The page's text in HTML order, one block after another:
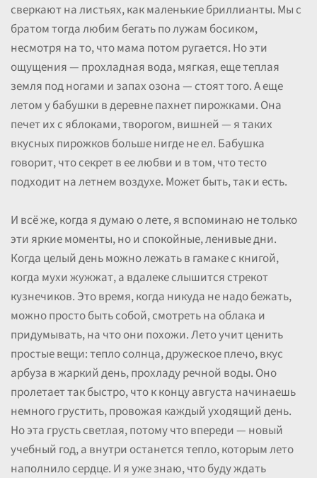
сверкают на листьях, как маленькие бриллианты. Мы с
братом тогда любим бегать по лужам босиком,
несмотря на то, что мама потом ругается. Но эти
ощущения — прохладная вода, мягкая, еще теплая
земля под ногами и запах озона — стоят того. А еще
летом у бабушки в деревне пахнет пирожками. Она
печет их с яблоками, творогом, вишней — я таких
вкусных пирожков больше нигде не ел. Бабушка
говорит, что секрет в ее любви и в том, что тесто
подходит на летнем воздухе. Может быть, так и есть.
И всё же, когда я думаю о лете, я вспоминаю не только
эти яркие моменты, но и спокойные, ленивые дни.
Когда целый день можно лежать в гамаке с книгой,
когда мухи жужжат, а вдалеке слышится стрекот
кузнечиков. Это время, когда никуда не надо бежать,
можно просто быть собой, смотреть на облака и
придумывать, на что они похожи. Лето учит ценить
простые вещи: тепло солнца, дружеское плечо, вкус
арбуза в жаркий день, прохладу речной воды. Оно
пролетает так быстро, что к концу августа начинаешь
немного грустить, провожая каждый уходящий день.
Но эта грусть светлая, потому что впереди — новый
учебный год, а внутри останется тепло, которым лето
наполнило сердце. И я уже знаю, что буду ждать